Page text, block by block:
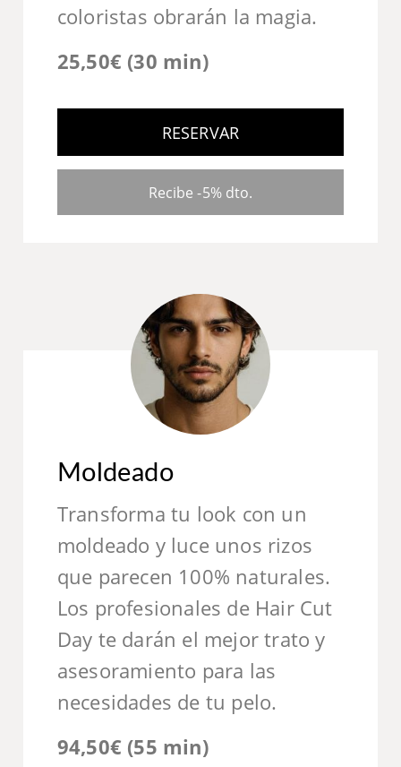
coloristas obrarán la magia.
25,50€ (30 min)
RESERVAR
Recibe -5% dto.
Moldeado
Transforma tu look con un
moldeado y luce unos rizos
que parecen 100% naturales.
Los profesionales de Hair Cut
Day te darán el mejor trato y
asesoramiento para las
necesidades de tu pelo.
94,50€ (55 min)